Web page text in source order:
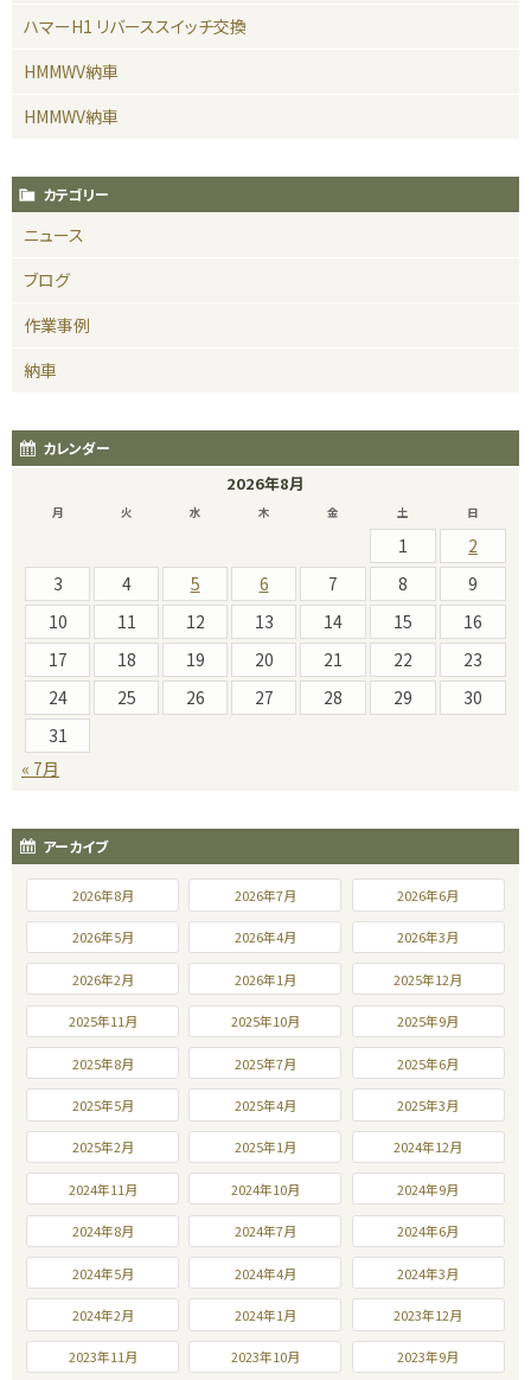
ハマーH1 リバーススイッチ交換
HMMWV納車
HMMWV納車
カテゴリー
ニュース
ブログ
作業事例
納車
カレンダー
2026年8月
月 火 水 木 金 土 日
1
2
3
4 5 6 7 8
9
10
11 12 13 14 15
16
17
18 19 20 21 22
23
24
25 26 27 28 29
30
31
« 7月
アーカイブ
2026年8月 2026年7月 2026年6月
2026年5月 2026年4月 2026年3月
2026年2月 2026年1月 2025年12月
2025年11月 2025年10月 2025年9月
2025年8月 2025年7月 2025年6月
2025年5月 2025年4月 2025年3月
2025年2月 2025年1月 2024年12月
2024年11月 2024年10月 2024年9月
2024年8月 2024年7月 2024年6月
2024年5月 2024年4月 2024年3月
2024年2月 2024年1月 2023年12月
2023年11月 2023年10月 2023年9月